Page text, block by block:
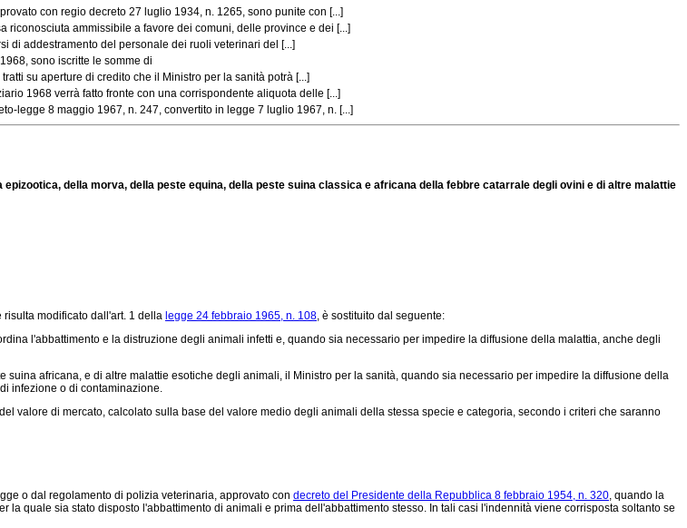
con regio decreto 27 luglio 1934, n. 1265, sono punite con [...]
ammissibile a favore dei comuni, delle province e dei [...]
addestramento del personale dei ruoli veterinari del [...]
sono iscritte le somme di
su aperture di credito che il Ministro per la sanità potrà [...]
1968 verrà fatto fronte con una corrispondente aliquota delle [...]
legge 8 maggio 1967, n. 247, convertito in legge 7 luglio 1967, n. [...]
della morva, della peste equina, della peste suina classica e africana della febbre catarrale degli ovini e di altre malattie
risulta modificato dall'art. 1 della legge 24 febbraio 1965, n. 108, è sostituito dal seguente:
l'abbattimento e la distruzione degli animali infetti e, quando sia necessario per impedire la diffusione della malattia, anche degli
africana, e di altre malattie esotiche degli animali, il Ministro per la sanità, quando sia necessario per impedire la diffusione della
infezione o di contaminazione.
di mercato, calcolato sulla base del valore medio degli animali della stessa specie e categoria, secondo i criteri che saranno
o dal regolamento di polizia veterinaria, approvato con decreto del Presidente della Repubblica 8 febbraio 1954, n. 320, quando la
quale sia stato disposto l'abbattimento di animali e prima dell'abbattimento stesso. In tali casi l'indennità viene corrisposta soltanto se